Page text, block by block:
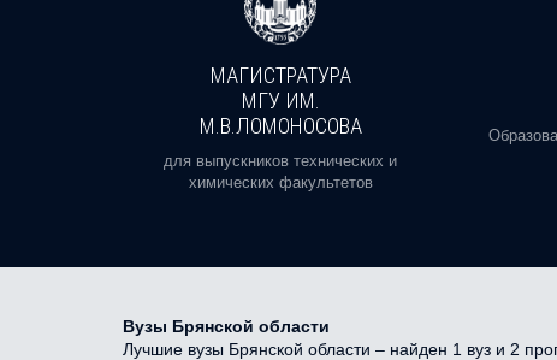
МАГИСТРАТУРА
МГУ ИМ.
М.В.ЛОМОНОСОВА
для выпускников технических и
химических факультетов
Вузы Брянской области
Лучшие вузы Брянской области – найден 1 вуз и 2